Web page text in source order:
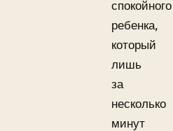
спокойного
ребенка,
который
лишь
за
несколько
минут